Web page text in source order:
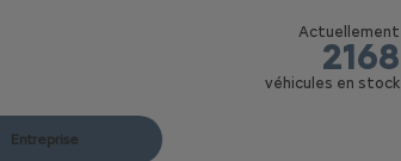
Actuellement
2168
véhicules en stock
Entreprise